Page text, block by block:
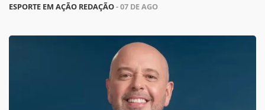
ESPORTE EM AÇÃO REDAÇÃO- 07 DE AGO